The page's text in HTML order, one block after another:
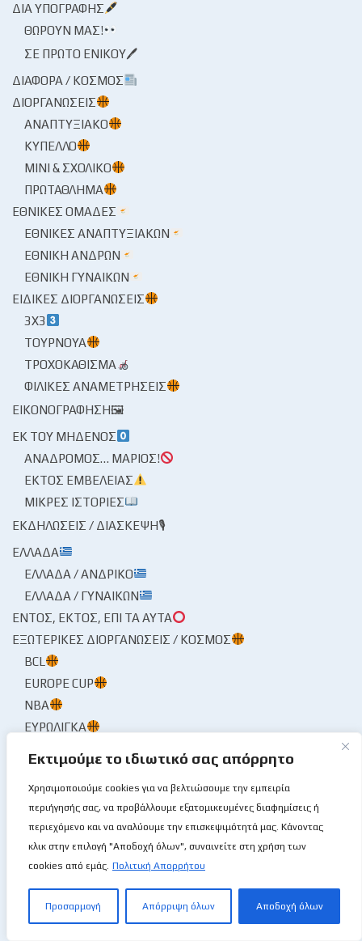
Εκτιμούμε το ιδιωτικό σας απόρρητο
Χρησιμοποιούμε cookies για να βελτιώσουμε την εμπειρία
περιήγησής σας, να προβάλλουμε εξατομικευμένες διαφημίσεις ή
περιεχόμενο και να αναλύουμε την επισκεψιμότητά μας. Κάνοντας
κλικ στην επιλογή "Αποδοχή όλων", συναινείτε στη χρήση των
cookies από εμάς. Πολιτική Απορρήτου
Προσαρμογή Απόρριψη όλων Αποδοχή όλων
ΔΙΑ ΥΠΟΓΡΑΦΉΣ
ΘΩΡΟΎΝ ΜΑΣ!
ΣΕ ΠΡΏΤΟ ΕΝΙΚΟΎ🖊
ΔΙΆΦΟΡΑ / ΚΌΣΜΟΣ
ΔΙΟΡΓΑΝΏΣΕΙΣ
ΑΝΑΠΤΥΞΙΑΚΌ
ΚΎΠΕΛΛΟ
ΜΊΝΙ & ΣΧΟΛΙΚΌ
ΠΡΩΤΆΘΛΗΜΑ
ΕΘΝΙΚΈΣ ΟΜΆΔΕΣ
ΕΘΝΙΚΈΣ ΑΝΑΠΤΥΞΙΑΚΏΝ
ΕΘΝΙΚΉ ΑΝΔΡΏΝ
ΕΘΝΙΚΉ ΓΥΝΑΙΚΏΝ
ΕΙΔΙΚΈΣ ΔΙΟΡΓΑΝΏΣΕΙΣ
3X3
ΤΟΥΡΝΟΥΆ
ΤΡΟΧΟΚΆΘΙΣΜΑ
ΦΙΛΙΚΈΣ ΑΝΑΜΕΤΡΉΣΕΙΣ
ΕΙΚΟΝΟΓΡΆΦΗΣΗ🖼
ΕΚ ΤΟΥ ΜΗΔΕΝΌΣ
ΑΝΆΔΡΟΜΟΣ… ΜΆΡΙΟΣ!
ΕΚΤΌΣ ΕΜΒΈΛΕΙΑΣ
ΜΙΚΡΈΣ ΙΣΤΟΡΊΕΣ
ΕΚΔΗΛΏΣΕΙΣ / ΔΙΆΣΚΕΨΗ🎙
ΕΛΛΆΔΑ
ΕΛΛΆΔΑ / ΑΝΔΡΙΚΌ
ΕΛΛΆΔΑ / ΓΥΝΑΙΚΏΝ
ΕΝΤΌΣ, ΕΚΤΌΣ, ΕΠΊ ΤΑ ΑΥΤΆ
ΕΞΩΤΕΡΙΚΈΣ ΔΙΟΡΓΑΝΏΣΕΙΣ / ΚΌΣΜΟΣ
BCL
EUROPE CUP
NBA
ΕΥΡΩΛΊΓΚΑ
ΕΠΟΥΜΠΟΎΡΙΣΕΝ Ο ΤΌΠΟΣ!🌩
Ο ΜΙΤΣΙΚΟΥΡΤΉΣ Ο ΜΠΌΜΠΙΡΑΣ
ΠΕΡΓΑΜΗΝΉΣ ΑΝΆΓΝΩΣΜΑ
ΑΓΏΝΕΣ
ΗΜΕΡΟΛΌΓΙΟ🗓
ΦΎΛΛΟ ΑΓΏΝΟΣ